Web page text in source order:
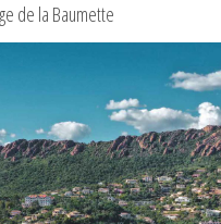
de la Baumette